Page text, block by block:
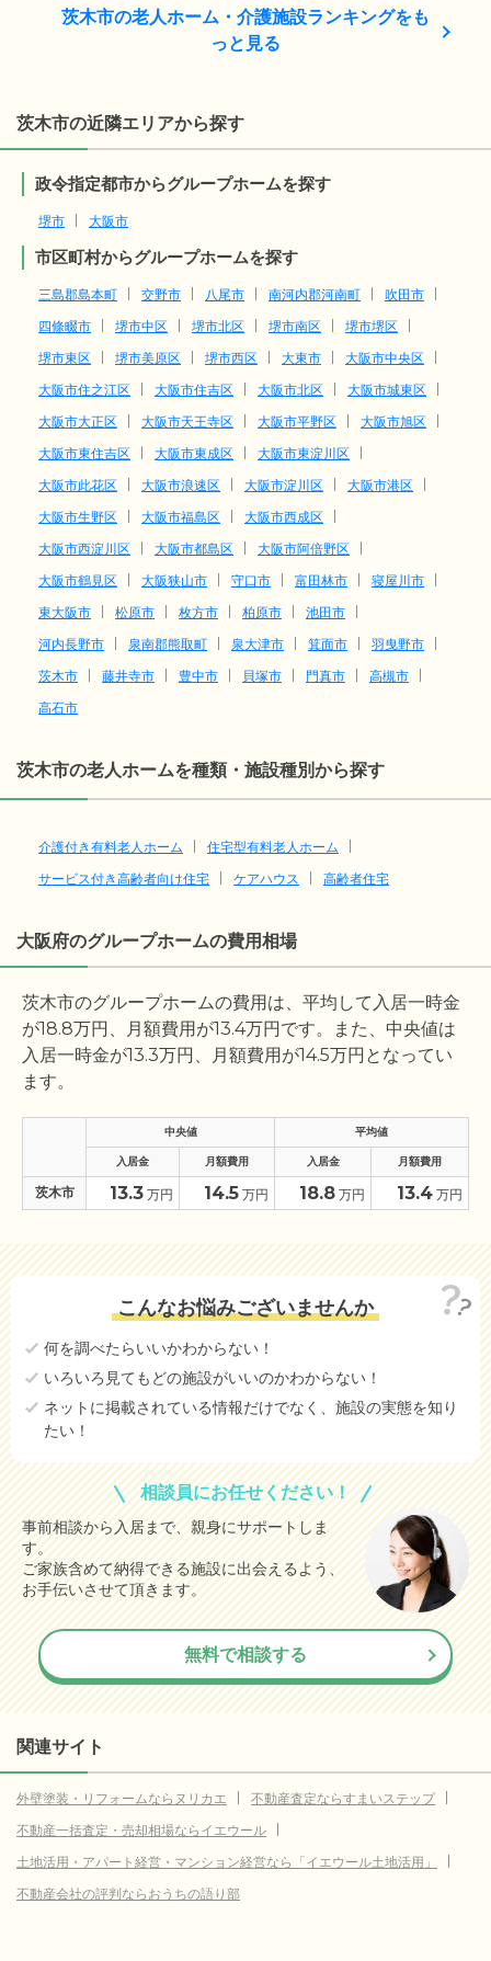
茨木市の老人ホーム・介護施設ランキングをも
っと見る
茨木市の近隣エリアから探す
政令指定都市からグループホームを探す
堺市 大阪市
市区町村からグループホームを探す
三島郡島本町 交野市 八尾市 南河内郡河南町
吹田市
四條畷市
堺市中区 堺市北区 堺市南区
堺市堺区
堺市東区
堺市美原区 堺市西区 大東市
大阪市中央区
大阪市住之江区
大阪市住吉区 大阪市北区
大阪市城東区
大阪市大正区
大阪市天王寺区 大阪市平野区
大阪市旭区
大阪市東住吉区
大阪市東成区
大阪市東淀川区
大阪市此花区
大阪市浪速区 大阪市淀川区
大阪市港区
大阪市生野区
大阪市福島区
大阪市西成区
大阪市西淀川区
大阪市都島区
大阪市阿倍野区
大阪市鶴見区
大阪狭山市 守口市 富田林市
寝屋川市
東大阪市
松原市 枚方市 柏原市
池田市
河内長野市
泉南郡熊取町 泉大津市 箕面市
羽曳野市
茨木市
藤井寺市 豊中市 貝塚市 門真市
高槻市
高石市
茨木市の老人ホームを種類・施設種別から探す
介護付き有料老人ホーム
住宅型有料老人ホーム
サービス付き高齢者向け住宅
ケアハウス 高齢者住宅
大阪府のグループホームの費用相場
茨木市のグループホームの費用は、平均して入居一時金
が18.8万円、月額費用が13.4万円です。また、中央値は
入居一時金が13.3万円、月額費用が14.5万円となってい
ます。
中央値 平均値
入居金 月額費用 入居金 月額費用
茨木市 13.3 万円 14.5 万円 18.8 万円 13.4 万円
こんなお悩みございませんか
何を調べたらいいかわからない！
いろいろ見てもどの施設がいいのかわからない！
ネットに掲載されている情報だけでなく、施設の実態を知り
たい！
相談員にお任せください！
事前相談から入居まで、親身にサポートしま
す。
ご家族含めて納得できる施設に出会えるよう、
お手伝いさせて頂きます。
無料で相談する
関連サイト
外壁塗装・リフォームならヌリカエ
不動産査定ならすまいステップ
不動産一括査定・売却相場ならイエウール
土地活用・アパート経営・マンション経営なら「イエウール土地活用」
不動産会社の評判ならおうちの語り部